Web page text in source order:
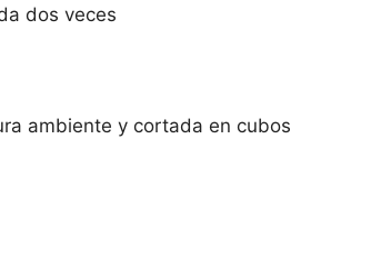
dos veces
ambiente y cortada en cubos